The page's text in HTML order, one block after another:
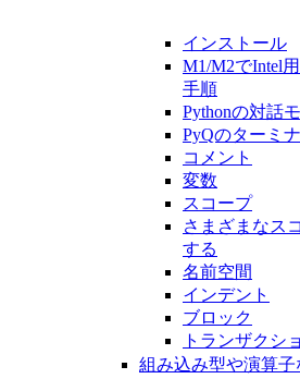
インストール
M1/M2でIntel
手順
Pythonの対話
PyQのターミ
コメント
変数
スコープ
さまざまなス
する
名前空間
インデント
ブロック
トランザクシ
組み込み型や演算子